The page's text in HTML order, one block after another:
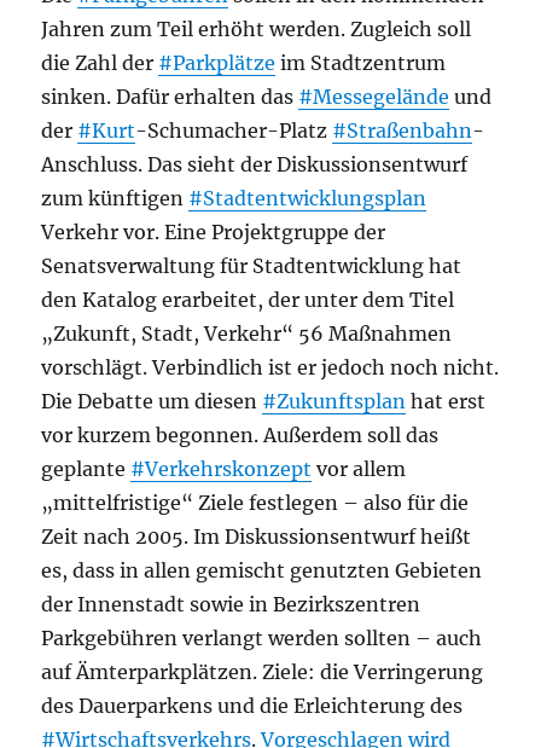
Jahren zum Teil erhöht werden. Zugleich soll
die Zahl der #Parkplätze im Stadtzentrum
sinken. Dafür erhalten das #Messegelände und
der #Kurt-Schumacher-Platz #Straßenbahn-
Anschluss. Das sieht der Diskussionsentwurf
zum künftigen #Stadtentwicklungsplan
Verkehr vor. Eine Projektgruppe der
Senatsverwaltung für Stadtentwicklung hat
den Katalog erarbeitet, der unter dem Titel
„Zukunft, Stadt, Verkehr“ 56 Maßnahmen
vorschlägt. Verbindlich ist er jedoch noch nicht.
Die Debatte um diesen #Zukunftsplan hat erst
vor kurzem begonnen. Außerdem soll das
geplante #Verkehrskonzept vor allem
„mittelfristige“ Ziele festlegen – also für die
Zeit nach 2005. Im Diskussionsentwurf heißt
es, dass in allen gemischt genutzten Gebieten
der Innenstadt sowie in Bezirkszentren
Parkgebühren verlangt werden sollten – auch
auf Ämterparkplätzen. Ziele: die Verringerung
des Dauerparkens und die Erleichterung des
#Wirtschaftsverkehrs.Vorgeschlagen wird